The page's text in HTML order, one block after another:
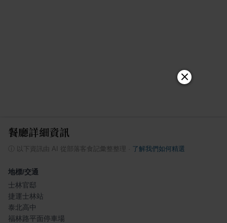
餐廳詳細資訊
以下資訊由 AI 從部落客食記彙整整理 了解我們如何精選
地標/交通
士林官邸
捷運士林站
泰北高中
福林路平面停車場